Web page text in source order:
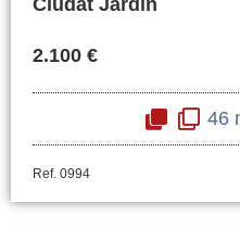
Ciudat Jardin
2.100 €
46
Ref. 0994